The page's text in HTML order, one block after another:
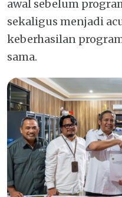
awal sebelum
sekaligus menjadi
keberhasilan
sama.